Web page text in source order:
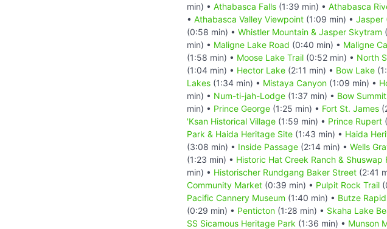
min) • Athabasca Falls (1:39 min) • Athabasca
• Athabasca Valley Viewpoint (1:09 min) • Jasper
(0:58 min) • Whistler Mountain & Jasper Skytram
min) • Maligne Lake Road (0:40 min) • Maligne
(1:58 min) • Moose Lake Trail (0:52 min) • North
(1:04 min) • Hector Lake (2:11 min) • Bow Lake
Lakes (1:34 min) • Mistaya Canyon (1:09 min) •
min) • Num-ti-jah-Lodge (1:37 min) • Bow Summit
min) • Prince George (1:25 min) • Fort St. James
'Ksan Historical Village (1:59 min) • Prince Rupert
Park & Haida Heritage Site (1:43 min) • Haida
(3:08 min) • Inside Passage (2:14 min) • Wells
(1:23 min) • Historic Hat Creek Ranch & Shuswap
min) • Historischer Rundgang Baker Street (2:41
Community Market (0:39 min) • Pulpit Rock Trail
Pacific Cannery Museum (1:40 min) • Butze
(0:29 min) • Penticton (1:28 min) • Skaha Lake
SS Sicamous Heritage Park (1:36 min) • Munson